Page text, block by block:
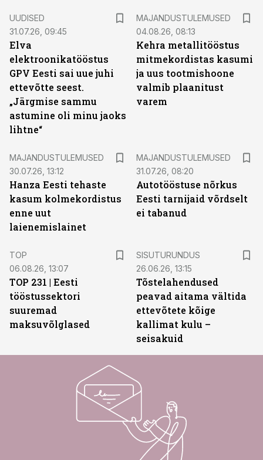
UUDISED
31.07.26, 09:45
Elva
elektroonikatööstus
GPV Eesti sai uue juhi
ettevõtte seest.
„Järgmise sammu
astumine oli minu jaoks
lihtne“
MAJANDUSTULEMUSED
04.08.26, 08:13
Kehra metallitööstus
mitmekordistas kasumi
ja uus tootmishoone
valmib plaanitust
varem
MAJANDUSTULEMUSED
30.07.26, 13:12
Hanza Eesti tehaste
kasum kolmekordistus
enne uut
laienemislainet
MAJANDUSTULEMUSED
31.07.26, 08:20
Autotööstuse nõrkus
Eesti tarnijaid võrdselt
ei tabanud
TOP
06.08.26, 13:07
TOP 231 | Eesti
tööstussektori
suuremad
maksuvõlglased
SISUTURUNDUS
26.06.26, 13:15
Tõstelahendused
peavad aitama vältida
ettevõtete kõige
kallimat kulu –
seisakuid